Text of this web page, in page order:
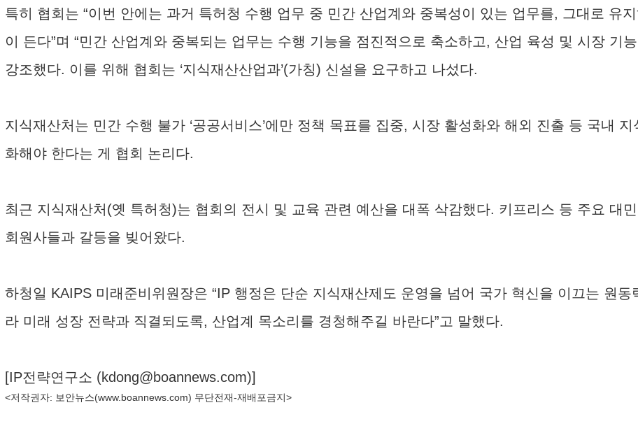
특히 협회는 “이번 안에는 과거 특허청 수행 업무 중 민간 산업계와 중복성이 있는 업무를, 그대로 유
이 든다”며 “민간 산업계와 중복되는 업무는 수행 기능을 점진적으로 축소하고, 산업 육성 및 시장 기
강조했다. 이를 위해 협회는 ‘지식재산산업과’(가칭) 신설을 요구하고 나섰다.
지식재산처는 민간 수행 불가 ‘공공서비스’에만 정책 목표를 집중, 시장 활성화와 해외 진출 등 국내
화해야 한다는 게 협회 논리다.
최근 지식재산처(옛 특허청)는 협회의 전시 및 교육 관련 예산을 대폭 삭감했다. 키프리스 등 주요 대
회원사들과 갈등을 빚어왔다.
하청일 KAIPS 미래준비위원장은 “IP 행정은 단순 지식재산제도 운영을 넘어 국가 혁신을 이끄는 원
라 미래 성장 전략과 직결되도록, 산업계 목소리를 경청해주길 바란다”고 말했다.
[IP전략연구소 (kdong@boannews.com)]
<저작권자: 보안뉴스(www.boannews.com) 무단전재-재배포금지>